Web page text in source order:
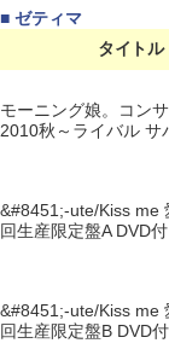
■ ゼティマ
タイトル
モーニング娘。コン
2010秋～ライバル サ
&#8451;-ute/Kiss me
回生産限定盤A DVD付
&#8451;-ute/Kiss me
回生産限定盤B DVD付